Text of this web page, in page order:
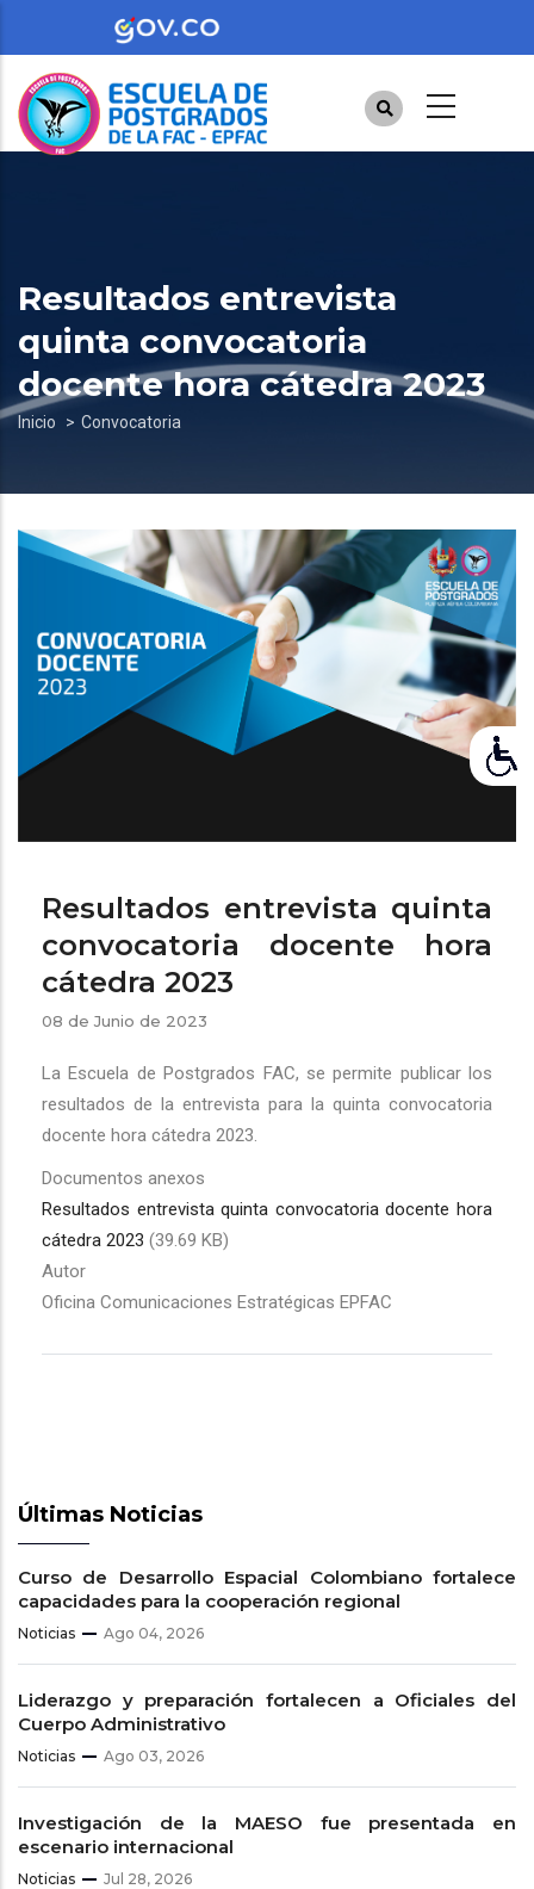
contenido
principal
Resultados entrevista
quinta convocatoria
docente hora cátedra 2023
Sobrescribir
de
ayuda
navegación
Inicio Convocatoria
Resultados entrevista quinta
convocatoria docente hora
cátedra 2023
08 de Junio de 2023
La Escuela de Postgrados FAC, se permite publicar los
resultados de la entrevista para la quinta convocatoria
docente hora cátedra 2023.
Documentos anexos
Resultados entrevista quinta convocatoria docente hora
cátedra 2023 (39.69 KB)
Autor
Oficina Comunicaciones Estratégicas EPFAC
Últimas Noticias
Curso de Desarrollo Espacial Colombiano fortalece
capacidades para la cooperación regional
Noticias Ago 04, 2026
Liderazgo y preparación fortalecen a Oficiales del
Cuerpo Administrativo
Noticias Ago 03, 2026
Investigación de la MAESO fue presentada en
escenario internacional
Noticias Jul 28, 2026